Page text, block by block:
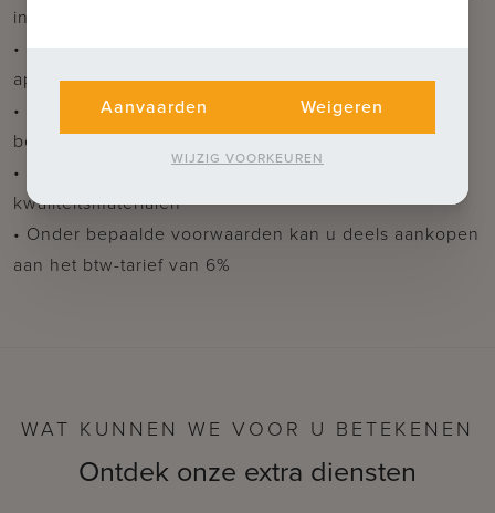
in ieder appartement
• Ruime keuze aan zowel 1-, 2- of 3-slaapkamer
appartementen
• Ondergrondse staanplaatsen of garageboxen ter
beschikking
• Moderne architectuur en duurzame
kwaliteitsmaterialen
• Onder bepaalde voorwaarden kan u deels aankopen
aan het btw-tarief van 6%
WAT KUNNEN WE VOOR U BETEKENEN
Ontdek onze extra diensten
Aanvaarden Weigeren
WIJZIG VOORKEUREN